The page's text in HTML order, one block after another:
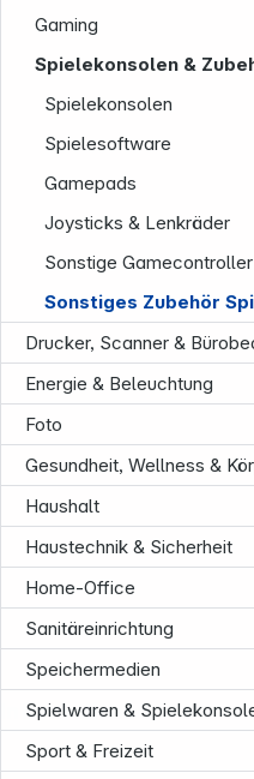
Gaming
Spielekonsolen &
Spielekonsolen
Spielesoftware
Gamepads
Joysticks & Lenkräder
Sonstige Gamecontroller
Sonstiges Zubehör
Drucker, Scanner &
Energie & Beleuchtung
Foto
Gesundheit, Wellness &
Haushalt
Haustechnik & Sicherheit
Home-Office
Sanitäreinrichtung
Speichermedien
Spielwaren &
Sport & Freizeit
Informationen